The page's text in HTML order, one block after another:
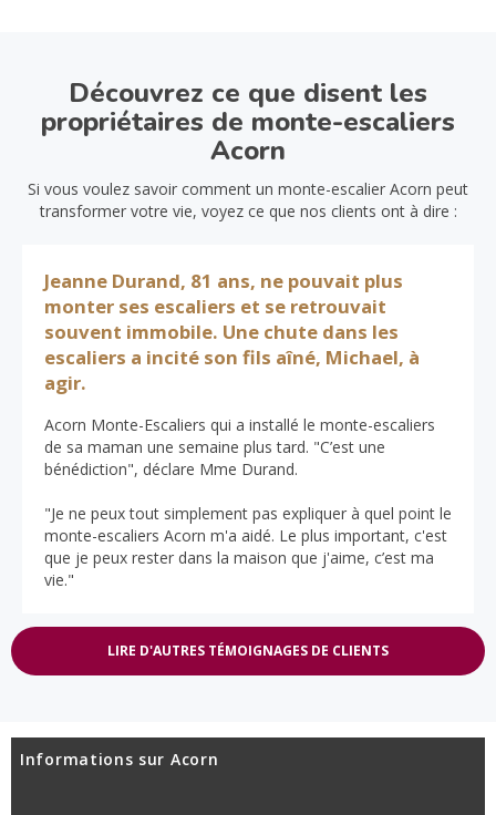
Découvrez ce que disent les
propriétaires de monte-escaliers
Acorn
Si vous voulez savoir comment un monte-escalier Acorn peut
transformer votre vie, voyez ce que nos clients ont à dire :
Jeanne Durand, 81 ans, ne pouvait plus
monter ses escaliers et se retrouvait
souvent immobile. Une chute dans les
escaliers a incité son fils aîné, Michael, à
agir.
Acorn Monte-Escaliers qui a installé le monte-escaliers
de sa maman une semaine plus tard. "C’est une
bénédiction", déclare Mme Durand.
"Je ne peux tout simplement pas expliquer à quel point le
monte-escaliers Acorn m'a aidé. Le plus important, c'est
que je peux rester dans la maison que j'aime, c’est ma
vie."
LIRE D'AUTRES TÉMOIGNAGES DE CLIENTS
Informations sur Acorn